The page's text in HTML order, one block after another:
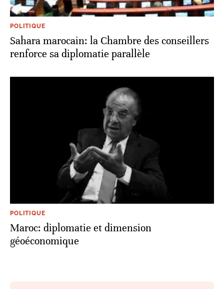
POLITIQUE
Sahara marocain: la Chambre des conseillers
renforce sa diplomatie parallèle
POLITIQUE
Maroc: diplomatie et dimension
géoéconomique